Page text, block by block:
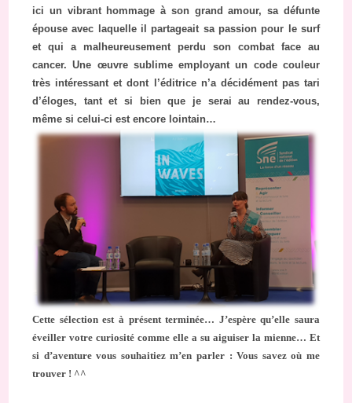
ici un vibrant hommage à son grand amour, sa défunte
épouse avec laquelle il partageait sa passion pour le surf
et qui a malheureusement perdu son combat face au
cancer. Une œuvre sublime employant un code couleur
très intéressant et dont l’éditrice n’a décidément pas tari
d’éloges, tant et si bien que je serai au rendez-vous,
même si celui-ci est encore lointain…
Cette sélection est à présent terminée… J’espère qu’elle saura
éveiller votre curiosité comme elle a su aiguiser la mienne… Et
si d’aventure vous souhaitiez m’en parler : Vous savez où me
trouver ! ^^